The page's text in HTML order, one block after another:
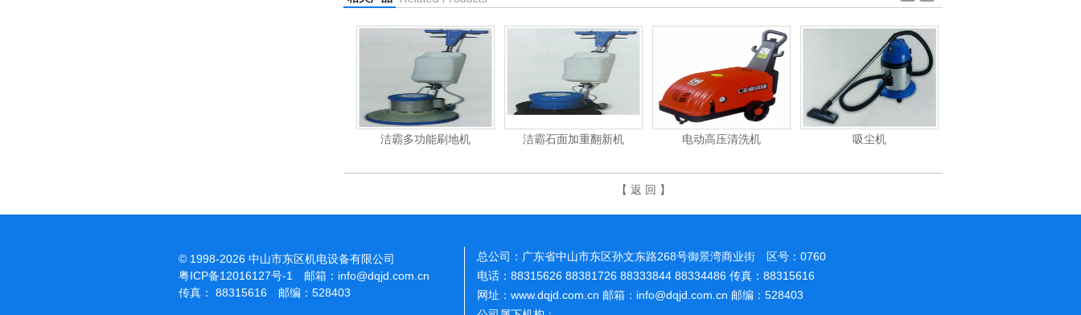
洁霸石面加重翻新机 电动高压清洗机 吸尘机 电动高压清洗机
【 返 回 】
© 1998-2026 中山市东区机电设备有限公司
粤ICP备12016127号-1
邮箱： info@dqjd.com.cn
传真： 88315616 邮编：528403
总公司：广东省中山市东区孙文东路268号御景湾商业街 区号：0760
电话：88315626 88381726 88333844 88334486 传真：88315616
网址：www.dqjd.com.cn 邮箱：info@dqjd.com.cn 邮编：528403